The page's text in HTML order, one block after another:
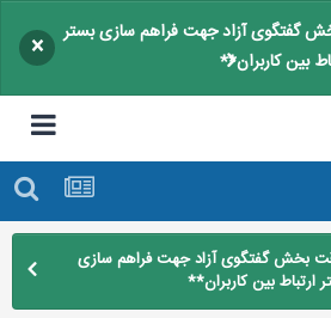
گفتگوی آزاد جهت فراهم سازی بستر
بین کاربران**
×
بخش گفتگوی آزاد جهت فراهم سازی
ارتباط بین کاربران**